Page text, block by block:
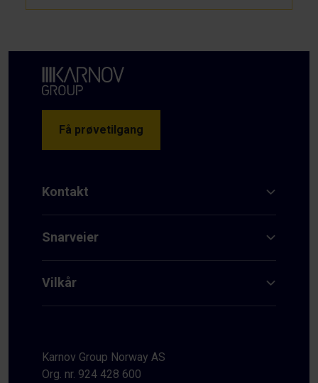
Få prøvetilgang
Kontakt
Snarveier
Vilkår
Karnov Group Norway AS
Org. nr. 924 428 600